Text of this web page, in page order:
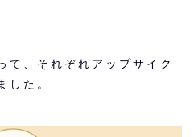
て、それぞれアップサイク
した。